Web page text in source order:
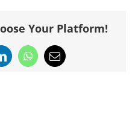
Your Platform!
LinkedInWhatsApp
Email